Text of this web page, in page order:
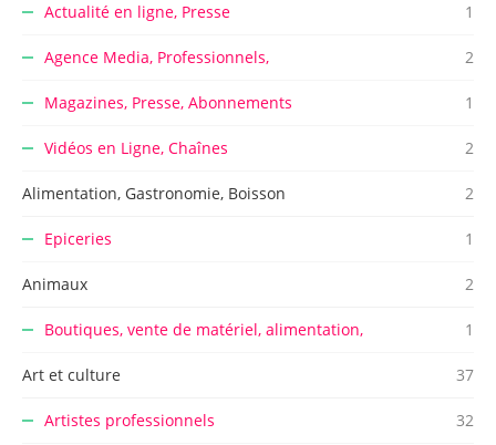
Actualité en ligne, Presse 1
Agence Media, Professionnels, 2
Magazines, Presse, Abonnements 1
Vidéos en Ligne, Chaînes 2
Alimentation, Gastronomie, Boisson 2
Epiceries 1
Animaux 2
Boutiques, vente de matériel, alimentation, 1
Art et culture 37
Artistes professionnels 32